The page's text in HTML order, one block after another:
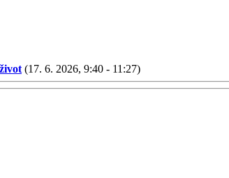
(17. 6. 2026, 9:40 - 11:27)